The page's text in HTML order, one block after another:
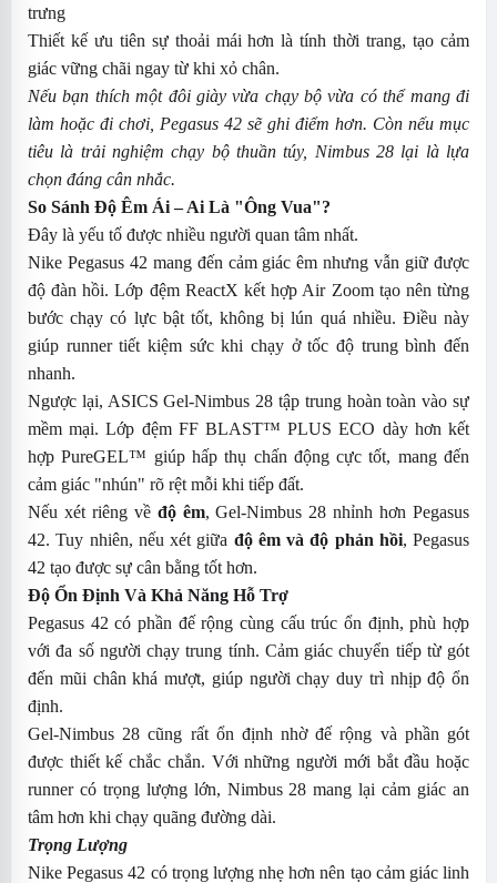
trưng
Thiết kế ưu tiên sự thoải mái hơn là tính thời trang, tạo cảm
giác vững chãi ngay từ khi xỏ chân.
Nếu bạn thích một đôi giày vừa chạy bộ vừa có thể mang đi
làm hoặc đi chơi, Pegasus 42 sẽ ghi điểm hơn. Còn nếu mục
tiêu là trải nghiệm chạy bộ thuần túy, Nimbus 28 lại là lựa
chọn đáng cân nhắc.
So Sánh Độ Êm Ái – Ai Là "Ông Vua"?
Đây là yếu tố được nhiều người quan tâm nhất.
Nike Pegasus 42 mang đến cảm giác êm nhưng vẫn giữ được
độ đàn hồi. Lớp đệm ReactX kết hợp Air Zoom tạo nên từng
bước chạy có lực bật tốt, không bị lún quá nhiều. Điều này
giúp runner tiết kiệm sức khi chạy ở tốc độ trung bình đến
nhanh.
Ngược lại, ASICS Gel-Nimbus 28 tập trung hoàn toàn vào sự
mềm mại. Lớp đệm FF BLAST™ PLUS ECO dày hơn kết
hợp PureGEL™ giúp hấp thụ chấn động cực tốt, mang đến
cảm giác "nhún" rõ rệt mỗi khi tiếp đất.
Nếu xét riêng về độ êm, Gel-Nimbus 28 nhỉnh hơn Pegasus
42. Tuy nhiên, nếu xét giữa độ êm và độ phản hồi, Pegasus
42 tạo được sự cân bằng tốt hơn.
Độ Ổn Định Và Khả Năng Hỗ Trợ
Pegasus 42 có phần đế rộng cùng cấu trúc ổn định, phù hợp
với đa số người chạy trung tính. Cảm giác chuyển tiếp từ gót
đến mũi chân khá mượt, giúp người chạy duy trì nhịp độ ổn
định.
Gel-Nimbus 28 cũng rất ổn định nhờ đế rộng và phần gót
được thiết kế chắc chắn. Với những người mới bắt đầu hoặc
runner có trọng lượng lớn, Nimbus 28 mang lại cảm giác an
tâm hơn khi chạy quãng đường dài.
Trọng Lượng
Nike Pegasus 42 có trọng lượng nhẹ hơn nên tạo cảm giác linh